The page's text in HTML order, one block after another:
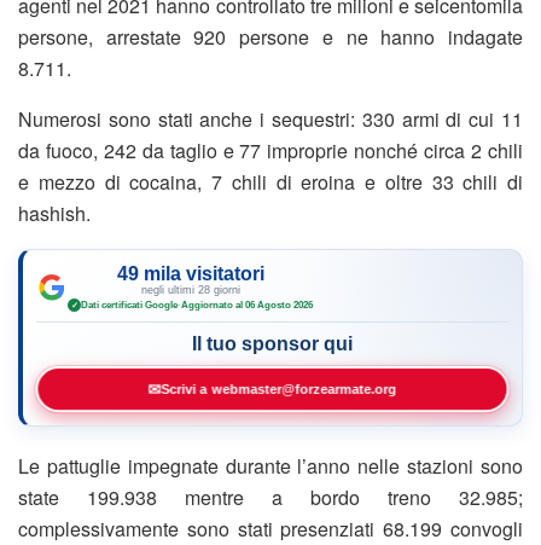
agenti nel 2021 hanno controllato tre milioni e seicentomila
persone, arrestate 920 persone e ne hanno indagate
8.711.
Numerosi sono stati anche i sequestri: 330 armi di cui 11
da fuoco, 242 da taglio e 77 improprie nonché circa 2 chili
e mezzo di cocaina, 7 chili di eroina e oltre 33 chili di
hashish.
49 mila visitatori
negli ultimi 28 giorni
✓ Dati certificati Google·Aggiornato al 06 Agosto 2026
Il tuo sponsor qui
✉Scrivi a webmaster@forzearmate.org
Le pattuglie impegnate durante l’anno nelle stazioni sono
state 199.938 mentre a bordo treno 32.985;
complessivamente sono stati presenziati 68.199 convogli